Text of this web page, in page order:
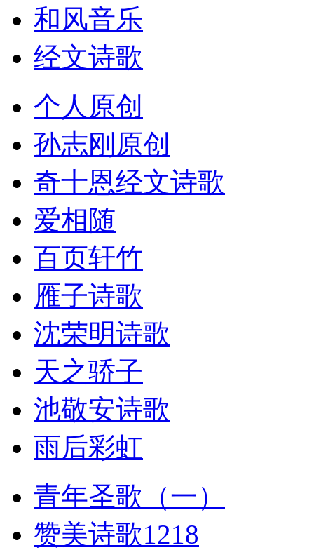
和风音乐
经文诗歌
个人原创
孙志刚原创
奇十恩经文诗歌
爱相随
百页轩竹
雁子诗歌
沈荣明诗歌
天之骄子
池敬安诗歌
雨后彩虹
青年圣歌（一）
赞美诗歌1218